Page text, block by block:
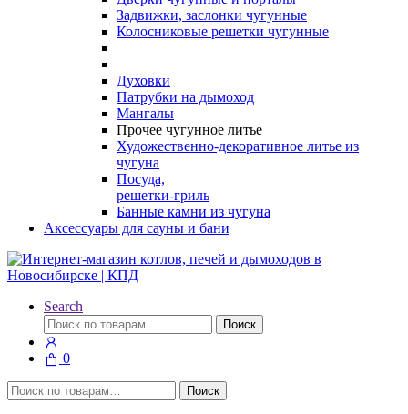
Задвижки, заслонки чугунные
Колосниковые решетки чугунные
Духовки
Патрубки на дымоход
Мангалы
Прочее чугунное литье
Художественно-декоративное литье из
чугуна
Посуда,
решетки-гриль
Банные камни из чугуна
Аксессуары для сауны и бани
Search
Искать:
Поиск
0
Искать:
Поиск